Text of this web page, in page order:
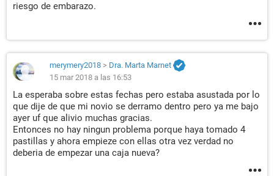
riesgo de embarazo.
merymery2018 > Dra. Marta Marnet
15 mar 2018 a las 16:53
La esperaba sobre estas fechas pero estaba asustada por lo
que dije de que mi novio se derramo dentro pero ya me bajo
ayer uf que alivio muchas gracias.
Entonces no hay ningun problema porque haya tomado 4
pastillas y ahora empieze con ellas otra vez verdad no
deberia de empezar una caja nueva?